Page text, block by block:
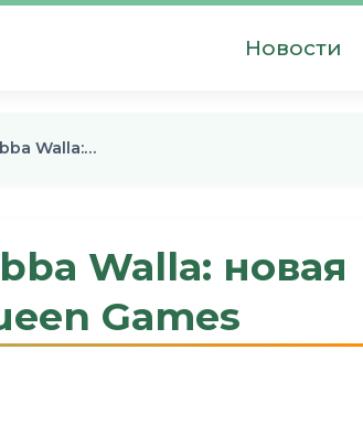
Новости
Walla:…
Walla: новая
Games